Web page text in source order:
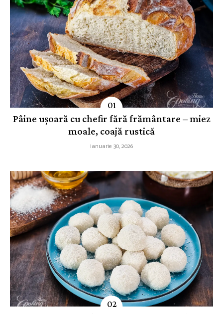
Pâine ușoară cu chefir fără frământare – miez
moale, coajă rustică
ianuarie 30, 2026